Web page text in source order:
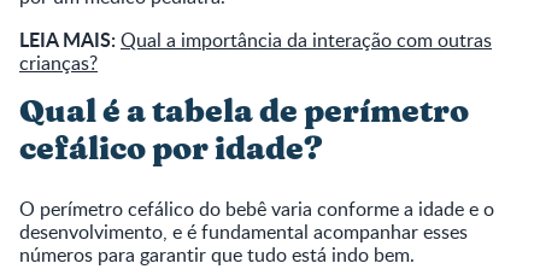
LEIA MAIS:Qual a importância da interação com outras
crianças?
Qual é a tabela de perímetro
cefálico por idade?
O perímetro cefálico do bebê varia conforme a idade e o
desenvolvimento, e é fundamental acompanhar esses
números para garantir que tudo está indo bem.